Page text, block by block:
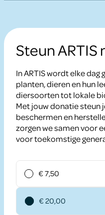
Steun
In ARTIS wordt elke
planten, dieren en hun
diersoorten tot lokale
Met jouw donatie steun
beschermen en
zorgen we samen voor
voor toekomstige
€ 7,50
€ 20,00